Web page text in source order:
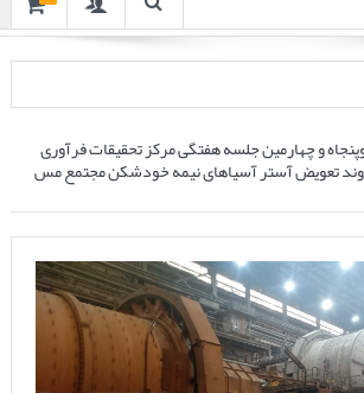
و چهارمین جلسه هفتگی مرکز تحقیقات فرآوری
تعویض آستر آسیاهای نیمه خودشکن مجتمع مس